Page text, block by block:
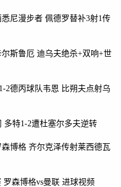
尼漫步者 佩德罗替补3射1传
斯鲁厄 迪乌夫绝杀+双响+世
2德丙球队韦恩 比朔夫点射乌
多特1-2遭杜塞尔多夫逆转
博格 齐尔克泽传射莱西德瓦
罗森博格vs曼联 进球视频